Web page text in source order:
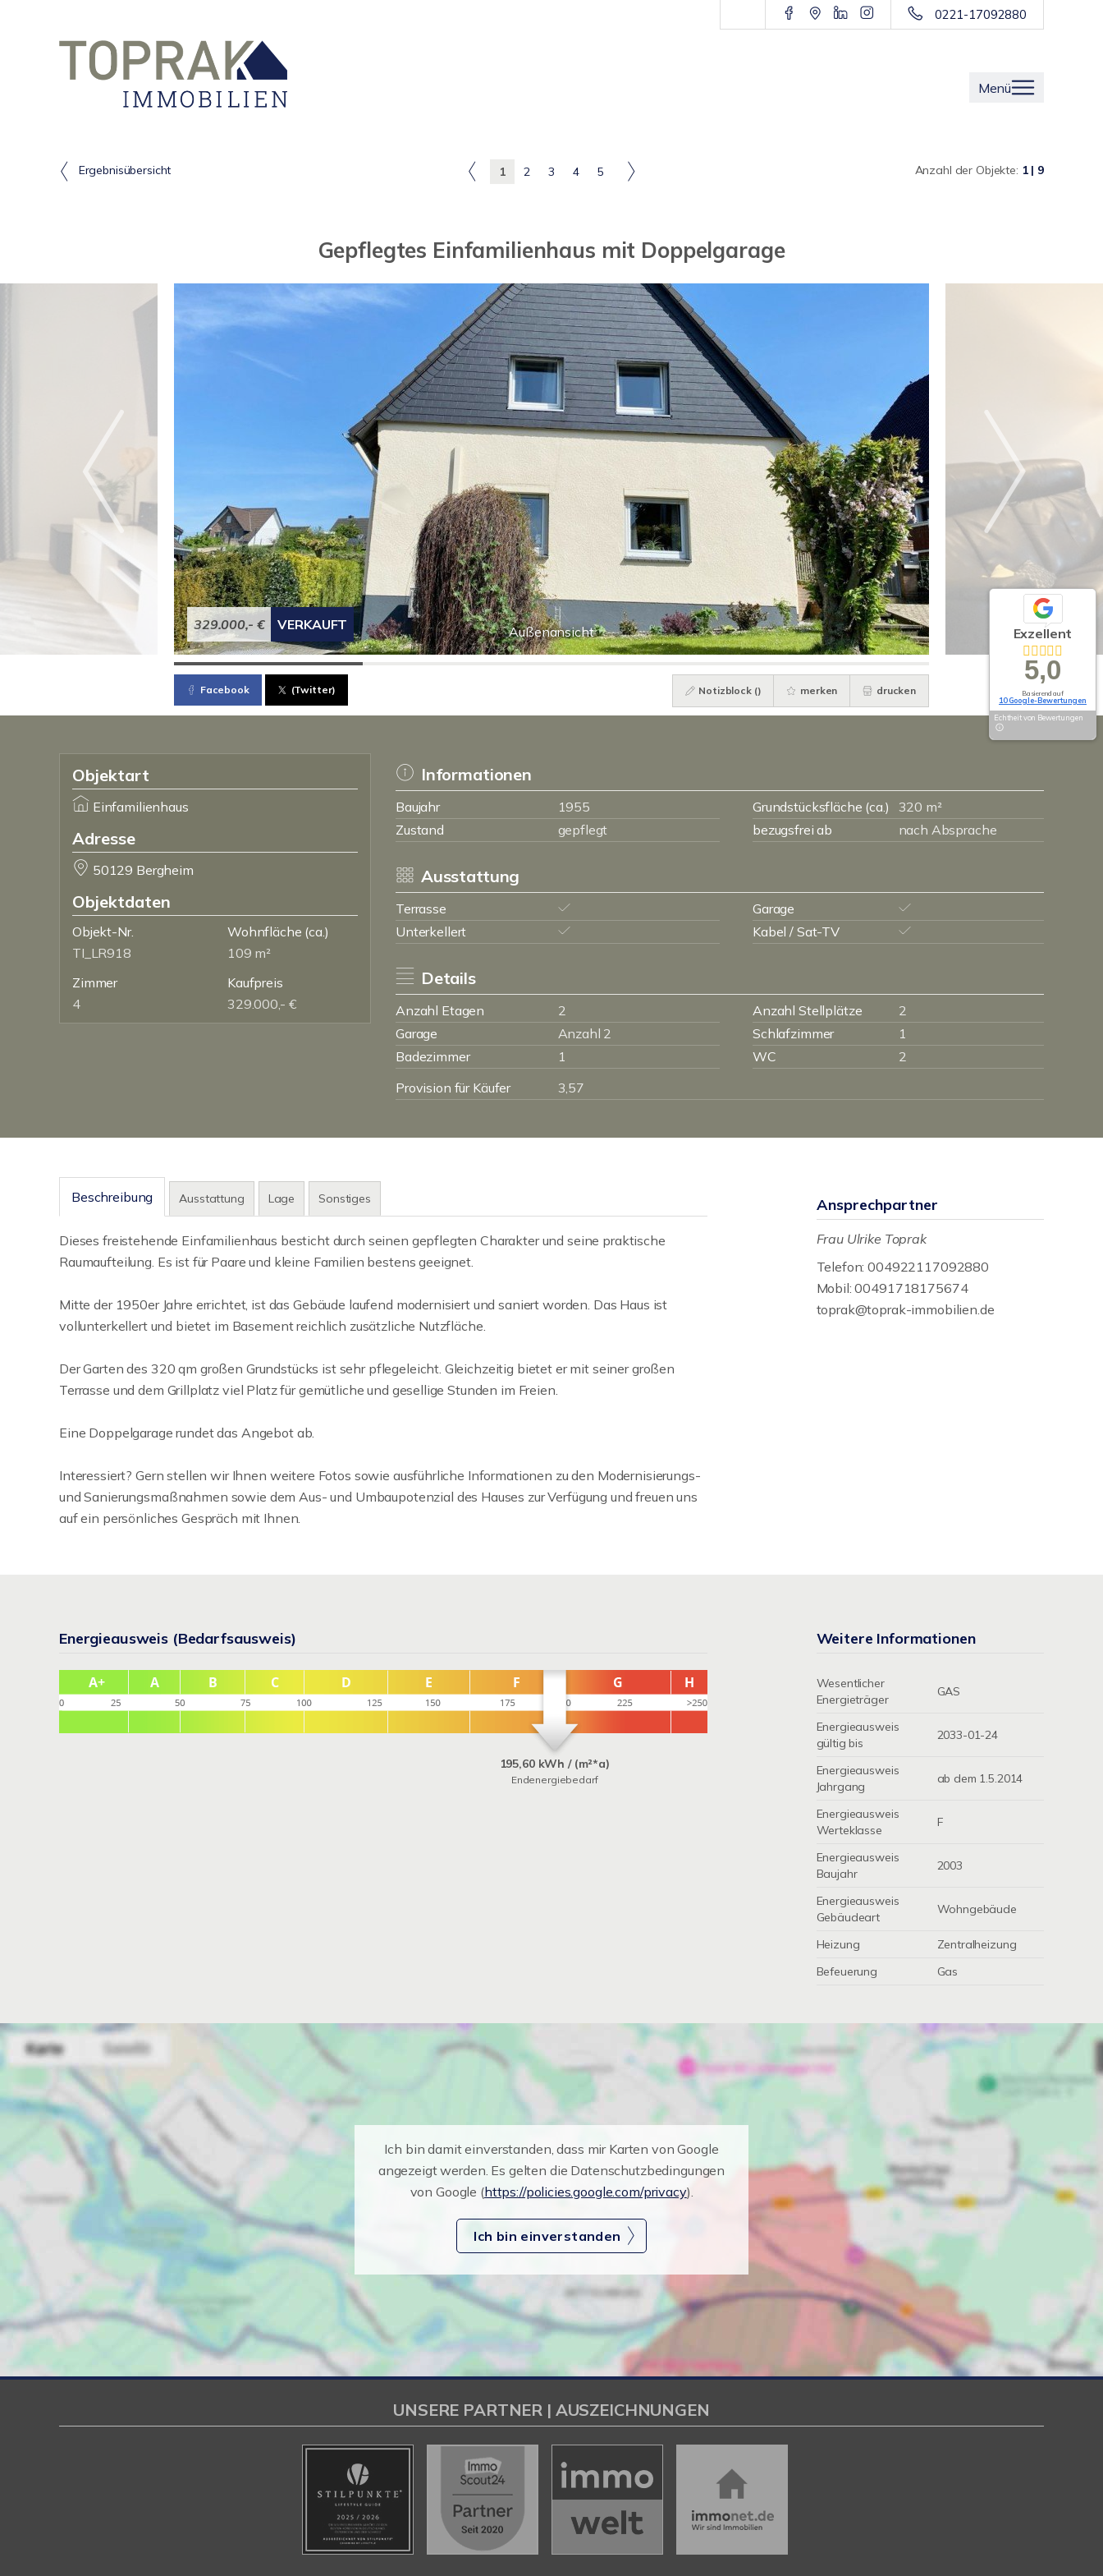
0221-17092880
Menü
Ergebnisübersicht 1 2 3 4 5 Anzahl der Objekte: 1 | 9
Gepflegtes Einfamilienhaus mit Doppelgarage
Außenansicht
329.000,- € VERKAUFT
Facebook (Twitter) Notizblock () merken drucken
Objektart
Einfamilienhaus
Adresse
50129 Bergheim
Objektdaten
Objekt-Nr.
TI_LR918
Wohnfläche (ca.)
109 m²
Zimmer
4
Kaufpreis
329.000,- €
Informationen
Baujahr 1955 Grundstücksfläche (ca.)
320 m²
Zustand
gepflegt bezugsfrei ab nach Absprache
Ausstattung
Terrasse
Garage
Unterkellert
Kabel / Sat-TV
Details
Anzahl Etagen 2 Anzahl Stellplätze
2
Garage
Anzahl 2 Schlafzimmer
1
Badezimmer
1 WC
2
Provision für Käufer
3,57
Beschreibung Ausstattung Lage Sonstiges
Dieses freistehende Einfamilienhaus besticht durch seinen gepflegten Charakter und seine praktische
Raumaufteilung. Es ist für Paare und kleine Familien bestens geeignet.
Mitte der 1950er Jahre errichtet, ist das Gebäude laufend modernisiert und saniert worden. Das Haus ist
vollunterkellert und bietet im Basement reichlich zusätzliche Nutzfläche.
Der Garten des 320 qm großen Grundstücks ist sehr pflegeleicht. Gleichzeitig bietet er mit seiner großen
Terrasse und dem Grillplatz viel Platz für gemütliche und gesellige Stunden im Freien.
Eine Doppelgarage rundet das Angebot ab.
Interessiert? Gern stellen wir Ihnen weitere Fotos sowie ausführliche Informationen zu den Modernisierungs-
und Sanierungsmaßnahmen sowie dem Aus- und Umbaupotenzial des Hauses zur Verfügung und freuen uns
auf ein persönliches Gespräch mit Ihnen.
Ansprechpartner
Frau Ulrike Toprak
Telefon: 004922117092880
Mobil: 00491718175674
toprak@toprak-immobilien.de
Energieausweis (Bedarfsausweis)
195,60 kWh / (m²*a)
Endenergiebedarf
Weitere Informationen
Wesentlicher
Energieträger
GAS
Energieausweis
gültig bis
2033-01-24
Energieausweis
Jahrgang
ab dem 1.5.2014
Energieausweis
Werteklasse
F
Energieausweis
Baujahr
2003
Energieausweis
Gebäudeart
Wohngebäude
Heizung
Zentralheizung
Befeuerung
Gas
Ich bin damit einverstanden, dass mir Karten von Google
angezeigt werden. Es gelten die Datenschutzbedingungen
von Google (https://policies.google.com/privacy).
Ich bin einverstanden
Exzellent
5,0
Basierend auf
10 Google-Bewertungen
Echtheit von Bewertungen
UNSERE PARTNER | AUSZEICHNUNGEN